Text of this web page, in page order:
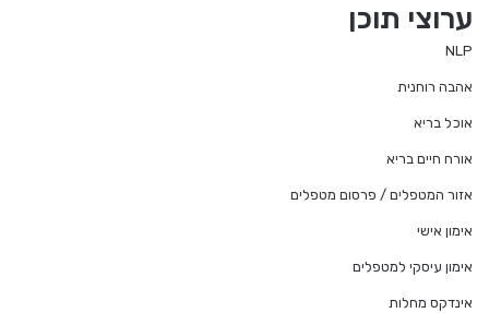
ערוצי תוכן
NLP
אהבה רוחנית
אוכל בריא
אורח חיים בריא
אזור המטפלים / פרסום מטפלים
אימון אישי
אימון עיסקי למטפלים
אינדקס מחלות